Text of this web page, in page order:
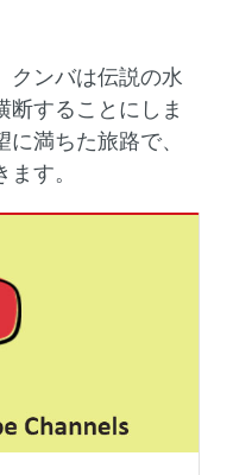
クンバは伝説の水
断することにしま
満ちた旅路で、
す。